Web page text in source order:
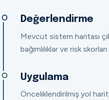
Değerlendirme
Mevcut sistem haritası
bağımlılıklar ve risk
Uygulama
Önceliklendirilmiş yol